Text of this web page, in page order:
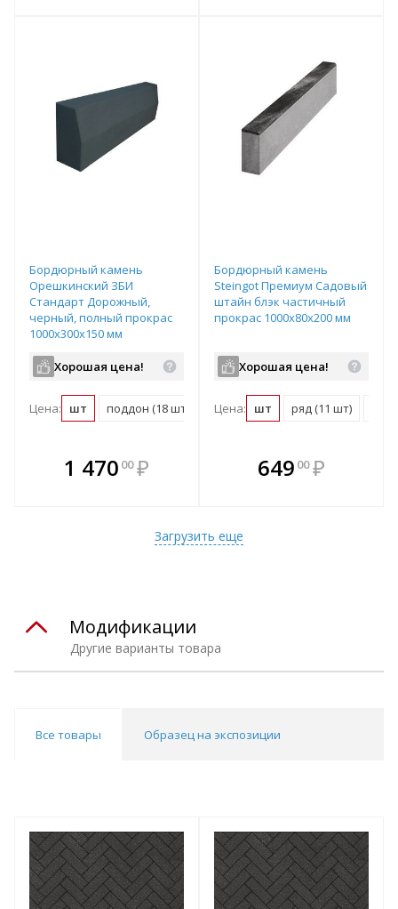
Бордюрный камень
Орешкинский ЗБИ
Стандарт Дорожный,
черный, полный прокрас
1000х300х150 мм
Хорошая цена!
Цена: шт поддон (18 шт)
1 470 00 ₽
В комплекте
всегда выгоднее!
Бордюрный камень
Steingot Премиум Садовый
штайн блэк частичный
прокрас 1000х80х200 мм
Хорошая цена!
Цена: шт ряд (11 шт)
В комплекте
всегда выгоднее!
649 00 ₽
Загрузить еще
Другие варианты товара
Модификации
Все товары Образец на экспозиции